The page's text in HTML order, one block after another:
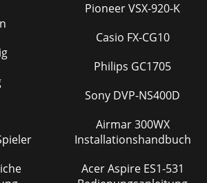
Pioneer VSX-920-K
Casio FX-CG10
Philips GC1705
Sony DVP-NS400D
Airmar 300WX
Installationshandbuch
Acer Aspire ES1-531